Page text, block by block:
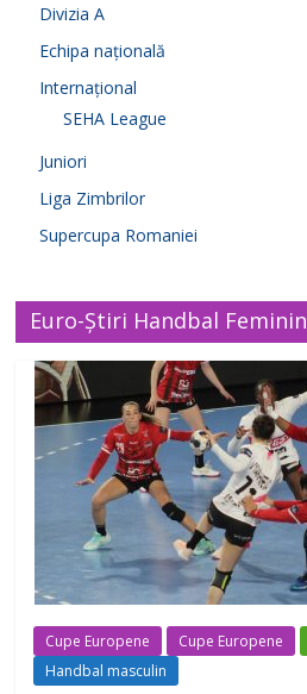
Divizia A
Echipa națională
Internațional
SEHA League
Juniori
Liga Zimbrilor
Supercupa Romaniei
Euro-Știri Handbal Feminin
Cupe Europene Cupe Europene
Handbal masculin